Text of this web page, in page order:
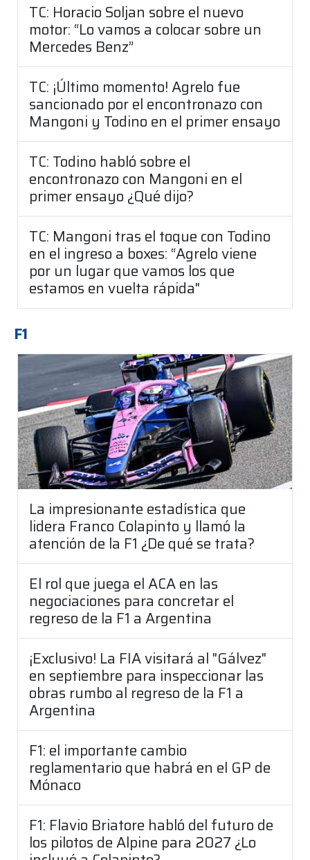
TC: Horacio Soljan sobre el nuevo
motor: “Lo vamos a colocar sobre un
Mercedes Benz”
TC: ¡Último momento! Agrelo fue
sancionado por el encontronazo con
Mangoni y Todino en el primer ensayo
TC: Todino habló sobre el
encontronazo con Mangoni en el
primer ensayo ¿Qué dijo?
TC: Mangoni tras el toque con Todino
en el ingreso a boxes: “Agrelo viene
por un lugar que vamos los que
estamos en vuelta rápida"
F1
La impresionante estadística que
lidera Franco Colapinto y llamó la
atención de la F1 ¿De qué se trata?
El rol que juega el ACA en las
negociaciones para concretar el
regreso de la F1 a Argentina
¡Exclusivo! La FIA visitará al "Gálvez"
en septiembre para inspeccionar las
obras rumbo al regreso de la F1 a
Argentina
F1: el importante cambio
reglamentario que habrá en el GP de
Mónaco
F1: Flavio Briatore habló del futuro de
los pilotos de Alpine para 2027 ¿Lo